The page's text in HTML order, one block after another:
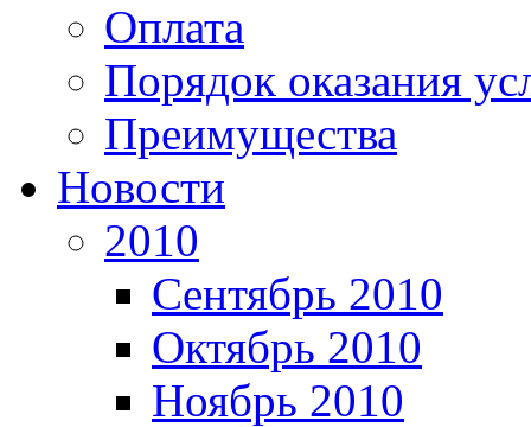
Оплата
Порядок оказания
Преимущества
Новости
2010
Сентябрь 2010
Октябрь 2010
Ноябрь 2010